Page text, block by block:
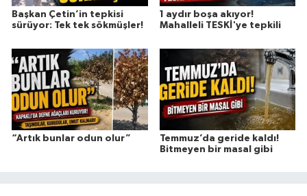
Başkan Çetin’in tepkisi
sürüyor: Tek tek sökmüşler!
1 aydır boşa akıyor!
Mahalleli TESKİ'ye tepkili
“Artık bunlar odun olur”
Temmuz’da geride kaldı!
Bitmeyen bir masal gibi